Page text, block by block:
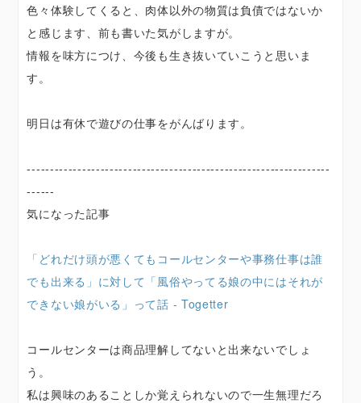
色々体験してくると、肉体以外の物質は負債ではないか
と感じます、前も書いた気がしますが。
情報を味方につけ、今後も生き抜いていこうと思いま
す。
明日は有休で遊びの仕事をがんばります。
------------------------------------------------------------------
------
気になった記事
「どれだけ頭が悪くてもコールセンターや事務仕事は誰
でも出来る」に対して「風俗やってる娘の中にはそれが
できない娘がいる」って話 - Togetter
コールセンターは商品理解してないと出来ないでしょ
う。
私は興味のあることしか覚えられないので一生無理だろ